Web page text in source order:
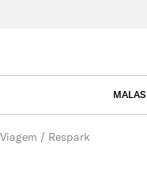
MALAS
/ Respark